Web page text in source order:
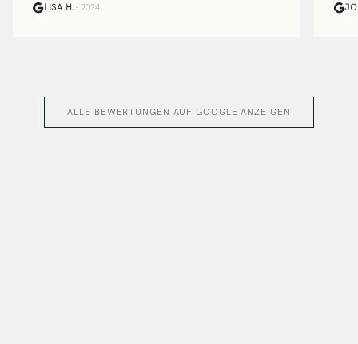
LISA H.· 2024
ALLE BEWERTUNGEN AUF GOOGLE ANZEIGEN